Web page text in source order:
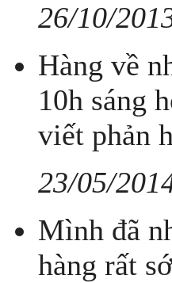
26/10/
Hàng về
10h sáng
viết phản
23/05/
Mình đã
hàng rất